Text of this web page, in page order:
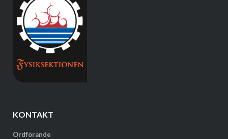
KONTAKT
Ordförande